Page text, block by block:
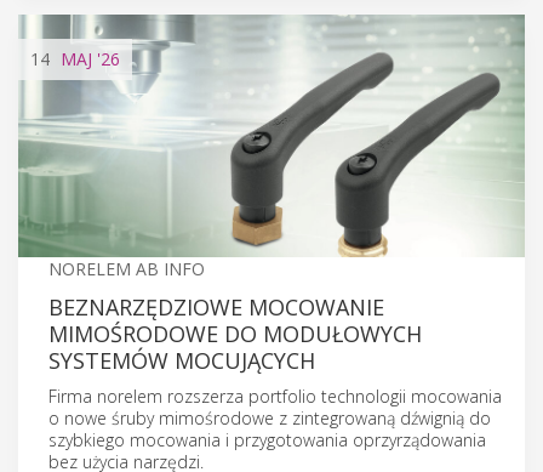
14 MAJ '26
NORELEM AB INFO
BEZNARZĘDZIOWE MOCOWANIE
MIMOŚRODOWE DO MODUŁOWYCH
SYSTEMÓW MOCUJĄCYCH
Firma norelem rozszerza portfolio technologii mocowania
o nowe śruby mimośrodowe z zintegrowaną dźwignią do
szybkiego mocowania i przygotowania oprzyrządowania
bez użycia narzędzi.